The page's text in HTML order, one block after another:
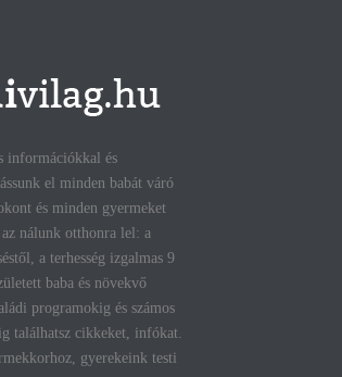
információkkal és
el minden babát váró
és minden gyermeket
nálunk otthonra lel: a
a terhesség izgalmas 9
baba és növekvő
programokig és számos
találhatsz cikkeket, infókat.
gyerekeink testi